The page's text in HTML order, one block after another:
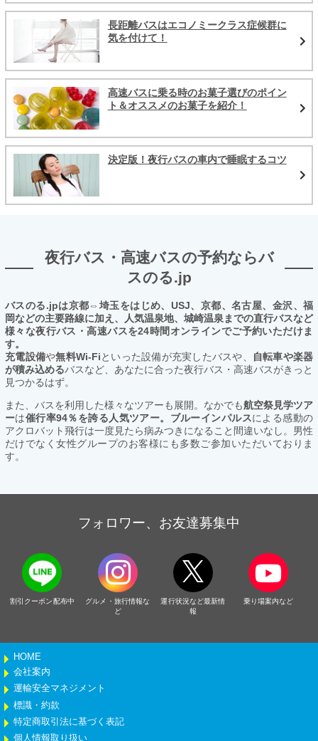
長距離バスはエコノミークラス症候群に
気を付けて！
高速バスに乗る時のお菓子選びのポイン
ト＆オススメのお菓子を紹介！
決定版！夜行バスの車内で睡眠するコツ
夜行バス・高速バスの予約ならバ
スのる.jp
バスのる.jpは京都⇔埼玉をはじめ、USJ、京都、名古屋、金沢、福
岡などの主要路線に加え、人気温泉地、城崎温泉までの直行バスなど
様々な夜行バス・高速バスを24時間オンラインでご予約いただけま
す。
充電設備や無料Wi-Fiといった設備が充実したバスや、
自転車や楽器
が積み込めるバスなど、あなたに合った夜行バス・高速バスがきっと
見つかるはず。
また、バスを利用した様々なツアーも展開。なかでも航空祭見学ツア
ーは催行率94％を誇る人気ツアー。ブルーインパルスによる感動の
アクロバット飛行は一度見たら病みつきになること間違いなし。男性
だけでなく女性グループのお客様にも多数ご参加いただいておりま
す。
フォロワー、お友達募集中
割引クーポン配布中
グルメ・旅行情報な
ど
運行状況など最新情
報
乗り場案内など
HOME
会社案内
運輸安全マネジメント
標識・約款
特定商取引法に基づく表記
個人情報取り扱い